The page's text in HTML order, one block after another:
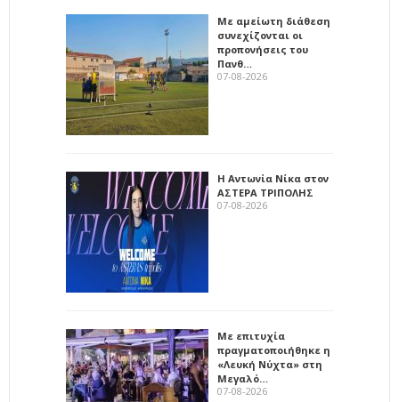
Με αμείωτη διάθεση
συνεχίζονται οι
προπονήσεις του
Πανθ…
07-08-2026
Η Αντωνία Νίκα στον
ΑΣΤΕΡΑ ΤΡΙΠΟΛΗΣ
07-08-2026
Με επιτυχία
πραγματοποιήθηκε η
«Λευκή Νύχτα» στη
Μεγαλό…
07-08-2026